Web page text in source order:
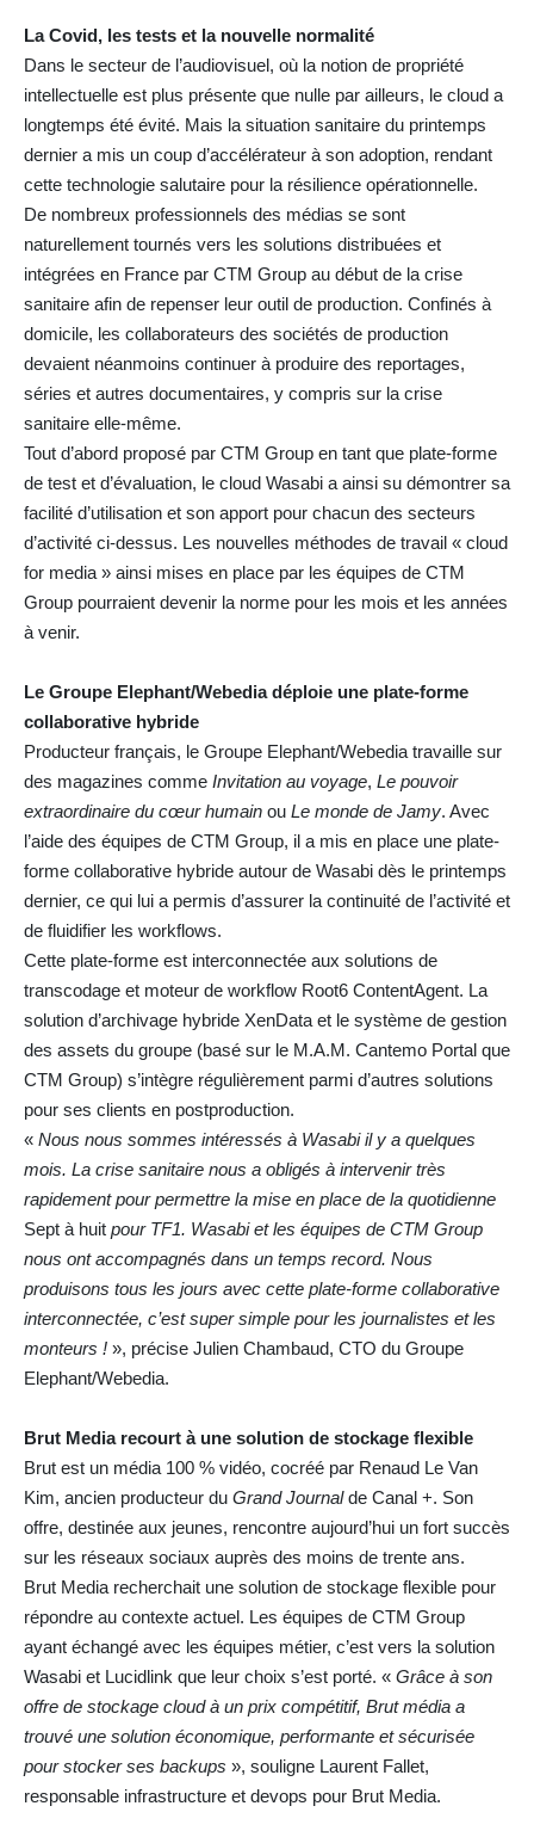
La Covid, les tests et la nouvelle normalité
Dans le secteur de l’audiovisuel, où la notion de propriété
intellectuelle est plus présente que nulle par ailleurs, le cloud a
longtemps été évité. Mais la situation sanitaire du printemps
dernier a mis un coup d’accélérateur à son adoption, rendant
cette technologie salutaire pour la résilience opérationnelle.
De nombreux professionnels des médias se sont
naturellement tournés vers les solutions distribuées et
intégrées en France par CTM Group au début de la crise
sanitaire afin de repenser leur outil de production. Confinés à
domicile, les collaborateurs des sociétés de production
devaient néanmoins continuer à produire des reportages,
séries et autres documentaires, y compris sur la crise
sanitaire elle-même.
Tout d’abord proposé par CTM Group en tant que plate-forme
de test et d’évaluation, le cloud Wasabi a ainsi su démontrer sa
facilité d’utilisation et son apport pour chacun des secteurs
d’activité ci-dessus. Les nouvelles méthodes de travail « cloud
for media » ainsi mises en place par les équipes de CTM
Group pourraient devenir la norme pour les mois et les années
à venir.
Le Groupe Elephant/Webedia déploie une plate-forme
collaborative hybride
Producteur français, le Groupe Elephant/Webedia travaille sur
des magazines comme Invitation au voyage, Le pouvoir
extraordinaire du cœur humain ou Le monde de Jamy. Avec
l’aide des équipes de CTM Group, il a mis en place une plate-
forme collaborative hybride autour de Wasabi dès le printemps
dernier, ce qui lui a permis d’assurer la continuité de l’activité et
de fluidifier les workflows.
Cette plate-forme est interconnectée aux solutions de
transcodage et moteur de workflow Root6 ContentAgent. La
solution d’archivage hybride XenData et le système de gestion
des assets du groupe (basé sur le M.A.M. Cantemo Portal que
CTM Group) s’intègre régulièrement parmi d’autres solutions
pour ses clients en postproduction.
« Nous nous sommes intéressés à Wasabi il y a quelques
mois. La crise sanitaire nous a obligés à intervenir très
rapidement pour permettre la mise en place de la quotidienne
Sept à huit pour TF1. Wasabi et les équipes de CTM Group
nous ont accompagnés dans un temps record. Nous
produisons tous les jours avec cette plate-forme collaborative
interconnectée, c’est super simple pour les journalistes et les
monteurs ! », précise Julien Chambaud, CTO du Groupe
Elephant/Webedia.
Brut Media recourt à une solution de stockage flexible
Brut est un média 100 % vidéo, cocréé par Renaud Le Van
Kim, ancien producteur du Grand Journalde Canal +. Son
offre, destinée aux jeunes, rencontre aujourd’hui un fort succès
sur les réseaux sociaux auprès des moins de trente ans.
Brut Media recherchait une solution de stockage flexible pour
répondre au contexte actuel. Les équipes de CTM Group
ayant échangé avec les équipes métier, c’est vers la solution
Wasabi et Lucidlink que leur choix s’est porté. « Grâce à son
offre de stockage cloud à un prix compétitif, Brut média a
trouvé une solution économique, performante et sécurisée
pour stocker ses backups », souligne Laurent Fallet,
responsable infrastructure et devops pour Brut Media.